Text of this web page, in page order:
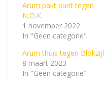
Arum pakt punt tegen
N.O.K.
1 november 2022
In "Geen categorie"
Arum thuis tegen Blokzijl
8 maart 2023
In "Geen categorie"